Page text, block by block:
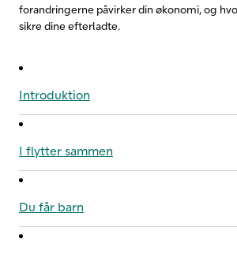
forandringerne påvirker din økonomi, og
sikre dine efterladte.
Introduktion
I flytter sammen
Du får barn